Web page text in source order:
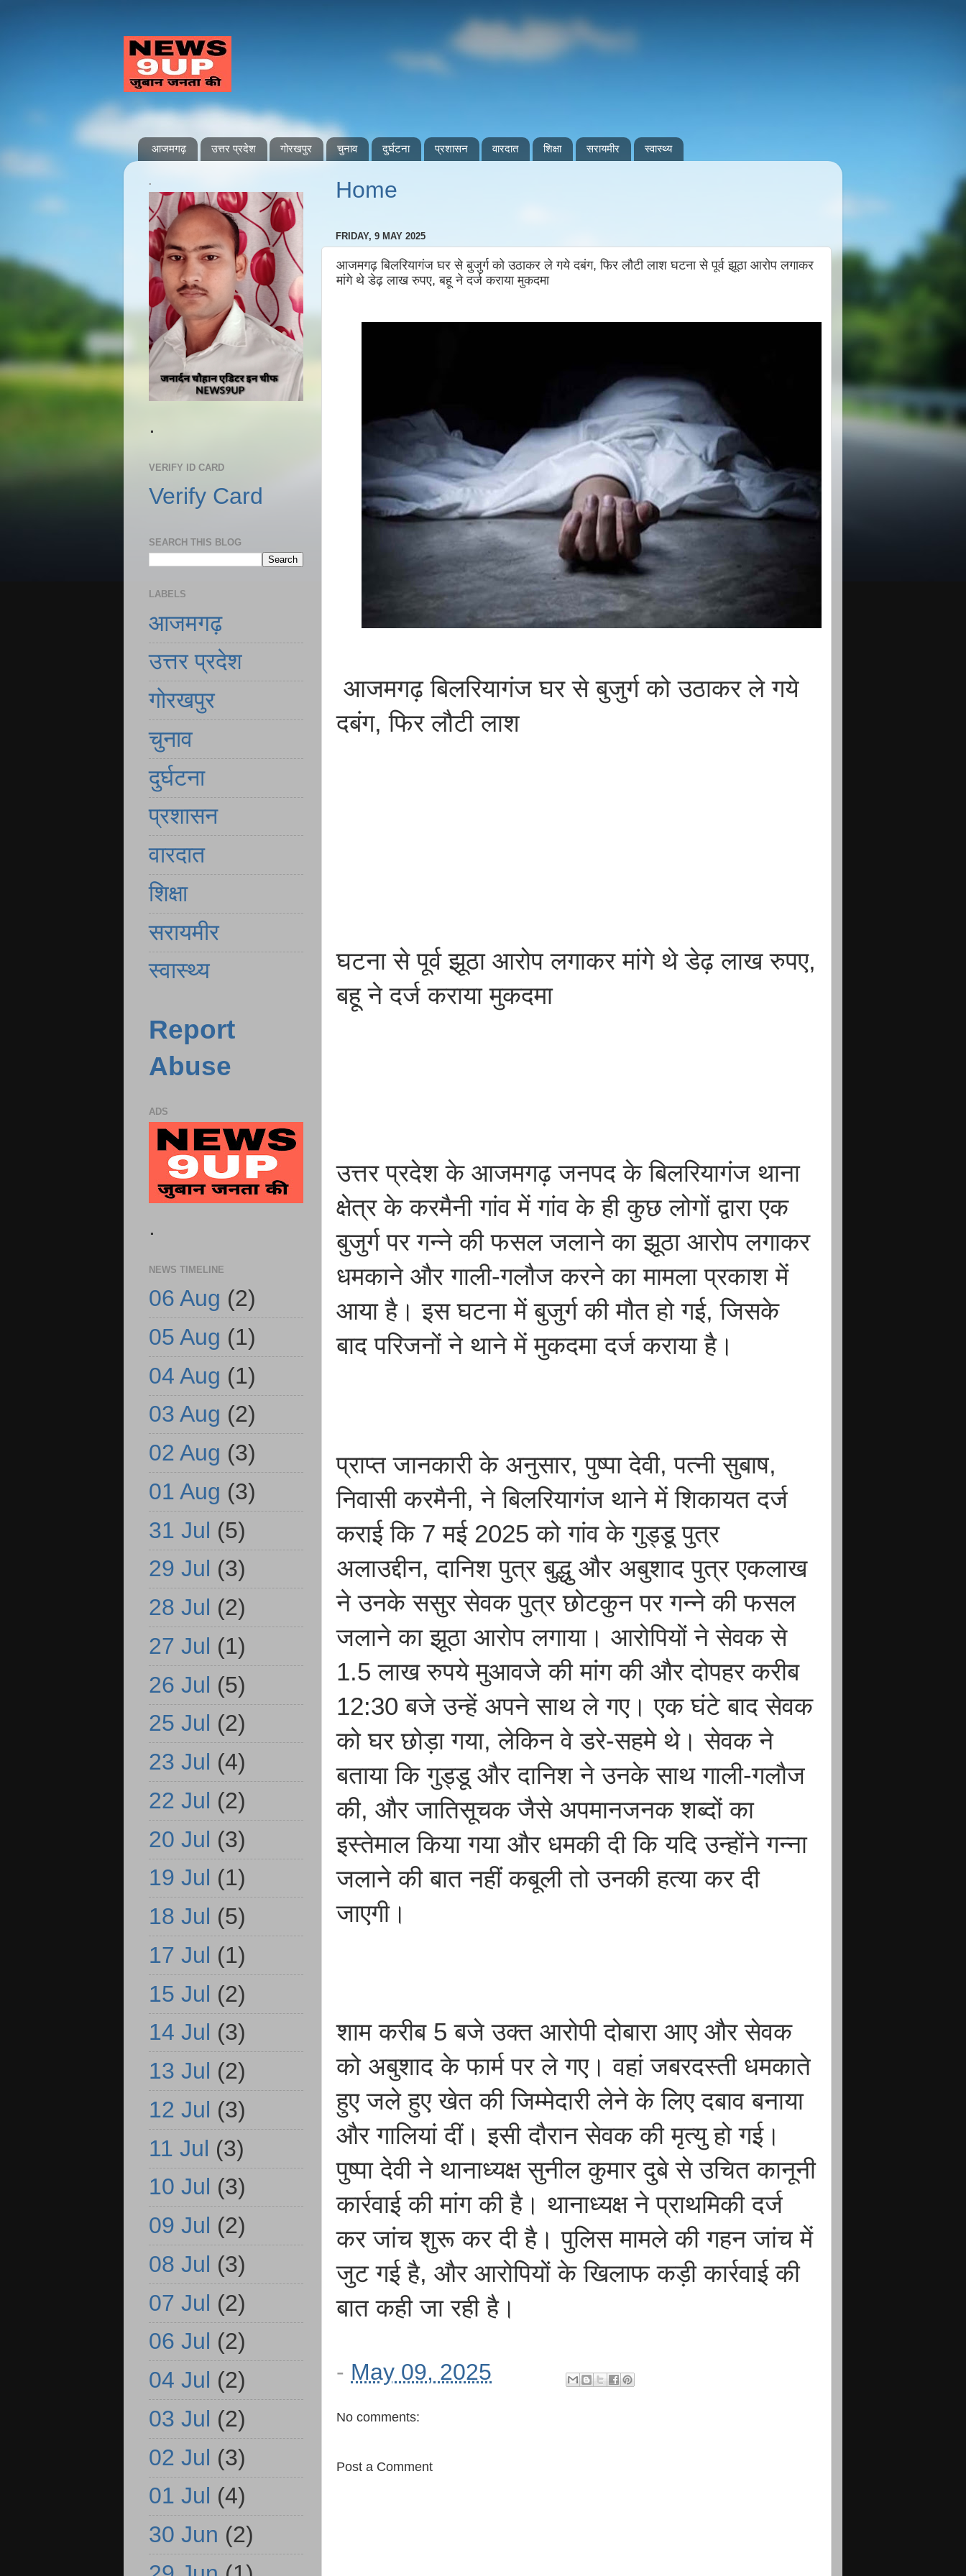
आजमगढ़ उत्तर प्रदेश गोरखपुर चुनाव दुर्घटना प्रशासन वारदात शिक्षा सरायमीर स्वास्थ्य
Home
FRIDAY, 9 MAY 2025
आजमगढ़ बिलरियागंज घर से बुजुर्ग को उठाकर ले गये दबंग, फिर लौटी लाश घटना से पूर्व झूठा आरोप लगाकर
मांगे थे डेढ़ लाख रुपए, बहू ने दर्ज कराया मुकदमा
आजमगढ़ बिलरियागंज घर से बुजुर्ग को उठाकर ले गये
दबंग, फिर लौटी लाश
घटना से पूर्व झूठा आरोप लगाकर मांगे थे डेढ़ लाख रुपए,
बहू ने दर्ज कराया मुकदमा
उत्तर प्रदेश के आजमगढ़ जनपद के बिलरियागंज थाना
क्षेत्र के करमैनी गांव में गांव के ही कुछ लोगों द्वारा एक
बुजुर्ग पर गन्ने की फसल जलाने का झूठा आरोप लगाकर
धमकाने और गाली-गलौज करने का मामला प्रकाश में
आया है। इस घटना में बुजुर्ग की मौत हो गई, जिसके
बाद परिजनों ने थाने में मुकदमा दर्ज कराया है।
प्राप्त जानकारी के अनुसार, पुष्पा देवी, पत्नी सुबाष,
निवासी करमैनी, ने बिलरियागंज थाने में शिकायत दर्ज
कराई कि 7 मई 2025 को गांव के गुड्डू पुत्र
अलाउद्दीन, दानिश पुत्र बुद्धु और अबुशाद पुत्र एकलाख
ने उनके ससुर सेवक पुत्र छोटकुन पर गन्ने की फसल
जलाने का झूठा आरोप लगाया। आरोपियों ने सेवक से
1.5 लाख रुपये मुआवजे की मांग की और दोपहर करीब
12:30 बजे उन्हें अपने साथ ले गए। एक घंटे बाद सेवक
को घर छोड़ा गया, लेकिन वे डरे-सहमे थे। सेवक ने
बताया कि गुड्डू और दानिश ने उनके साथ गाली-गलौज
की, और जातिसूचक जैसे अपमानजनक शब्दों का
इस्तेमाल किया गया और धमकी दी कि यदि उन्होंने गन्ना
जलाने की बात नहीं कबूली तो उनकी हत्या कर दी
जाएगी।
शाम करीब 5 बजे उक्त आरोपी दोबारा आए और सेवक
को अबुशाद के फार्म पर ले गए। वहां जबरदस्ती धमकाते
हुए जले हुए खेत की जिम्मेदारी लेने के लिए दबाव बनाया
और गालियां दीं। इसी दौरान सेवक की मृत्यु हो गई।
पुष्पा देवी ने थानाध्यक्ष सुनील कुमार दुबे से उचित कानूनी
कार्रवाई की मांग की है। थानाध्यक्ष ने प्राथमिकी दर्ज
कर जांच शुरू कर दी है। पुलिस मामले की गहन जांच में
जुट गई है, और आरोपियों के खिलाफ कड़ी कार्रवाई की
बात कही जा रही है।
- May 09, 2025
No comments:
Post a Comment
.
.
VERIFY ID CARD
Verify Card
SEARCH THIS BLOG
LABELS
आजमगढ़
उत्तर प्रदेश
गोरखपुर
चुनाव
दुर्घटना
प्रशासन
वारदात
शिक्षा
सरायमीर
स्वास्थ्य
Report
Abuse
ADS
.
NEWS TIMELINE
06 Aug (2)
05 Aug (1)
04 Aug (1)
03 Aug (2)
02 Aug (3)
01 Aug (3)
31 Jul (5)
29 Jul (3)
28 Jul (2)
27 Jul (1)
26 Jul (5)
25 Jul (2)
23 Jul (4)
22 Jul (2)
20 Jul (3)
19 Jul (1)
18 Jul (5)
17 Jul (1)
15 Jul (2)
14 Jul (3)
13 Jul (2)
12 Jul (3)
11 Jul (3)
10 Jul (3)
09 Jul (2)
08 Jul (3)
07 Jul (2)
06 Jul (2)
04 Jul (2)
03 Jul (2)
02 Jul (3)
01 Jul (4)
30 Jun (2)